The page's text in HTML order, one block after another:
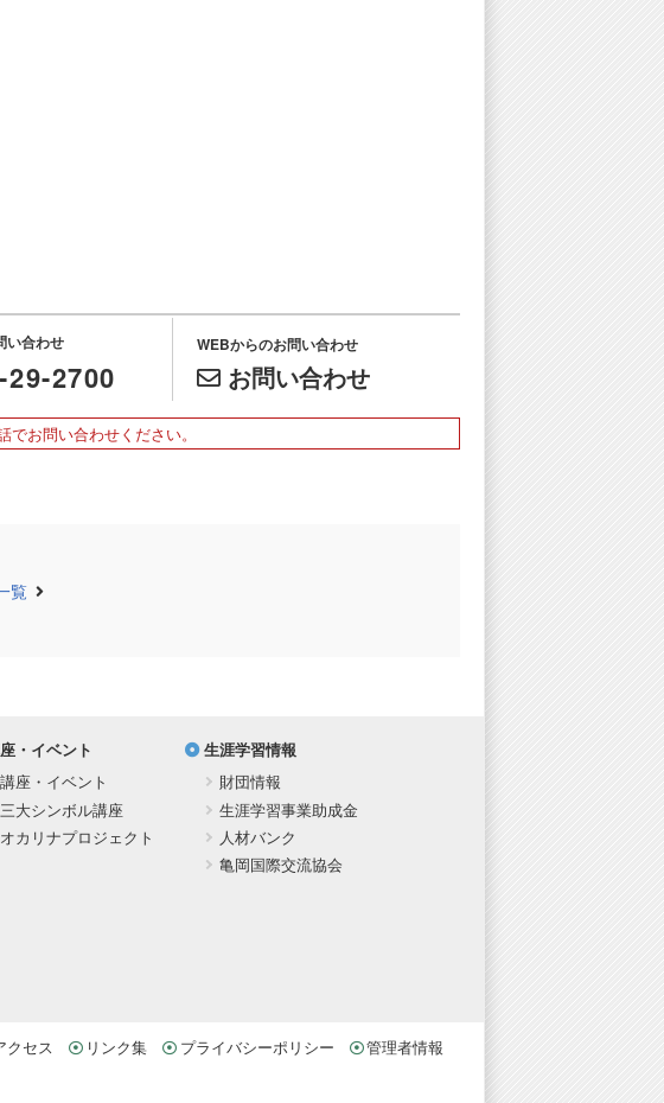
い合わせ
29-2700
WEBからのお問い合わせ
お問い合わせ
でお問い合わせください。
覧
・イベント
講座・イベント
三大シンボル講座
オカリナプロジェクト
生涯学習情報
財団情報
生涯学習事業助成金
人材バンク
亀岡国際交流協会
クセス リンク集 プライバシーポリシー 管理者情報